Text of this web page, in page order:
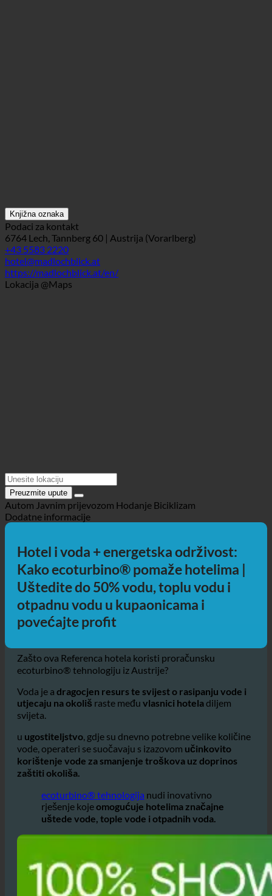
Knjižna oznaka
Podaci za kontakt
6764 Lech, Tannberg 60 | Austrija (Vorarlberg)
+43 5583 2220
hotel@madlochblick.at
Preuzmite upute
Dodatne informacije
Hotel i voda + energetska održivost:
Kako ecoturbino® pomaže hotelima |
Uštedite do 50% vodu, toplu vodu i
otpadnu vodu u kupaonicama i
povećajte profit
Zašto ova Referenca hotela koristi proračunsku
ecoturbino® tehnologiju iz Austrije?
Voda je a
utjecaju na okolišraste međuvlasnici hoteladiljem
svijeta.
uugostiteljstvo, gdje su dnevno potrebne velike količine
vode, operateri se suočavaju s izazovom
korištenje vode za smanjenje troškova uz doprinos
zaštiti okoliša.
ecoturbino® tehnologijanudi inovativno
rješenje kojeomogućuje hotelima značajne